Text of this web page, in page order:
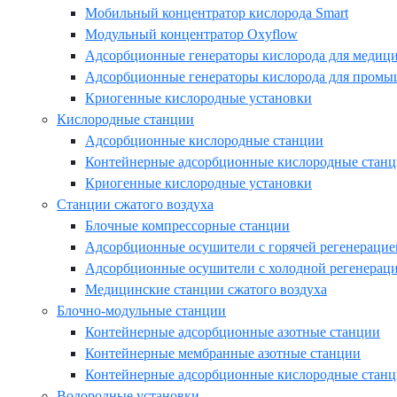
Мобильный концентратор кислорода Smart
Модульный концентратор Oxyflow
Адсорбционные генераторы кислорода для
Адсорбционные генераторы кислорода для
Криогенные кислородные установки
Кислородные станции
Адсорбционные кислородные станции
Контейнерные адсорбционные кислородные
Криогенные кислородные установки
Станции сжатого воздуха
Блочные компрессорные станции
Адсорбционные осушители с горячей
Адсорбционные осушители с холодной
Медицинские станции сжатого воздуха
Блочно-модульные станции
Контейнерные адсорбционные азотные станции
Контейнерные мембранные азотные станции
Контейнерные адсорбционные кислородные